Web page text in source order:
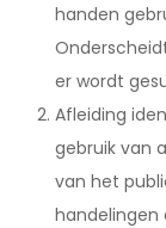
handen
er wordt
Afleiding
gebruik van
van het
handelingen